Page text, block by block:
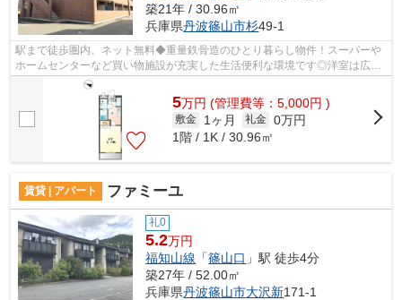
築21年 / 30.96㎡
兵庫県丹波篠山市杉49-1
駅まで徒歩圏内、ネット無料◆重量鉄骨造のひとり暮らし物件！スーパーや
ホームセンターなど買い物施設が充実した生活便利な環境です◎洋室は広々
9.1帖！エアコン、照明付きです♪
5万円 (管理費等：5,000円 )
敷金 1ヶ月 礼金 0万円
1階 / 1K / 30.96㎡
賃貸 | アパート ファミーユ
礼0
5.2万円
福知山線 「篠山口 」駅 徒歩4分
築27年 / 52.00㎡
兵庫県丹波篠山市大沢新171-1